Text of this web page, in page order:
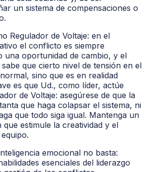
un sistema de compensaciones o
Regulador de Voltaje: en el
el conflicto es siempre
una oportunidad de cambio, y el
que cierto nivel de tensión en el
sino que es en realidad
es que Ud., como líder, actúe
de Voltaje: asegúrese de que la
que haga colapsar el sistema, ni
que todo siga igual. Mantenga un
que estimule la creatividad y el
emocional no basta:
esenciales del liderazgo